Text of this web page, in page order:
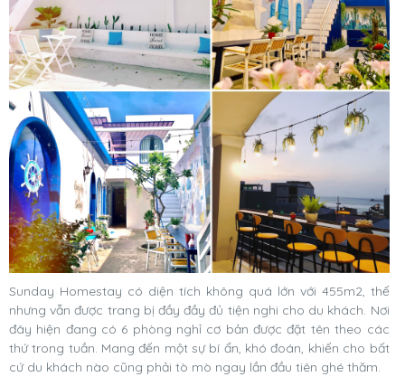
Sunday Homestay có diện tích không quá lớn với 455m2, thế
nhưng vẫn được trang bị đầy đầy đủ tiện nghi cho du khách. Nơi
đây hiện đang có 6 phòng nghỉ cơ bản được đặt tên theo các
thứ trong tuần. Mang đến một sự bí ẩn, khó đoán, khiến cho bất
cứ du khách nào cũng phải tò mò ngay lần đầu tiên ghé thăm.